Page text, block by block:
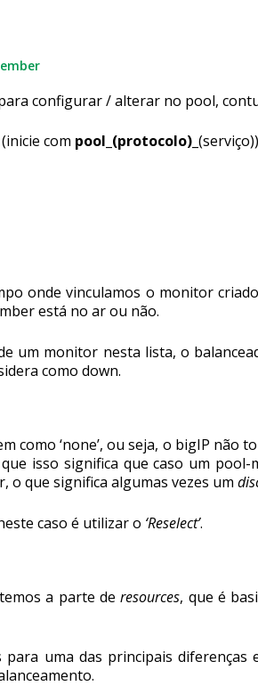
configurar / alterar no pool,
com pool_(protocolo)_
onde vinculamos o monitor
está no ar ou não.
um monitor nesta lista, o
como down.
como ‘none’, ou seja, o bigIP não
isso significa que caso um
o que significa algumas vezes um
caso é utilizar o ‘Reselect’.
a parte deresources, que é
uma das principais